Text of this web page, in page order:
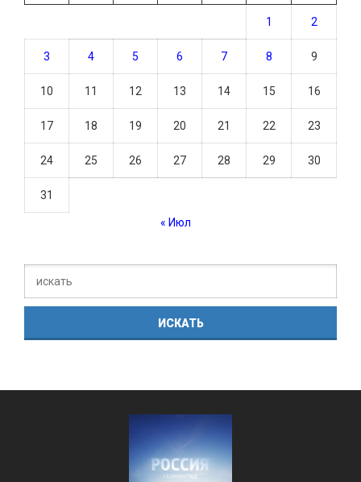
1 2
3 4 5 6 7 8 9
10 11 12 13 14 15 16
17 18 19 20 21 22 23
24 25 26 27 28 29 30
31
« Июл